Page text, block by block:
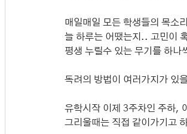
매일매일 모든 학생들의 목소
늘 하루는 어땠는지.. 고민이
평생 누릴수 있는 무기를 하나
독려의 방법이 여러가지가 있
유학시작 이제 3주차인 주하,
그리울때는 직접 같이가기고